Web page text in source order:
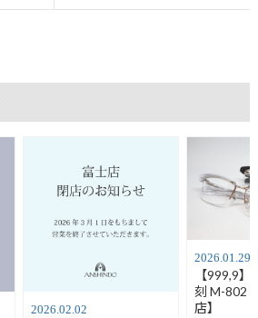
2026.02.02
2026.01.29
【999,9
刻 M-802
店】